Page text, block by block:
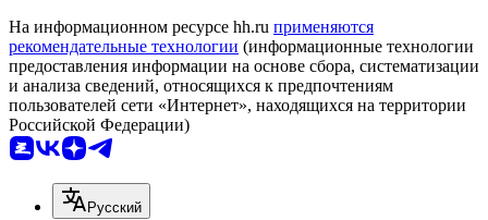
На информационном ресурсе hh.ru применяются
рекомендательные технологии (информационные технологии
предоставления информации на основе сбора, систематизации
и анализа сведений, относящихся к предпочтениям
пользователей сети «Интернет», находящихся на территории
Российской Федерации)
Русский